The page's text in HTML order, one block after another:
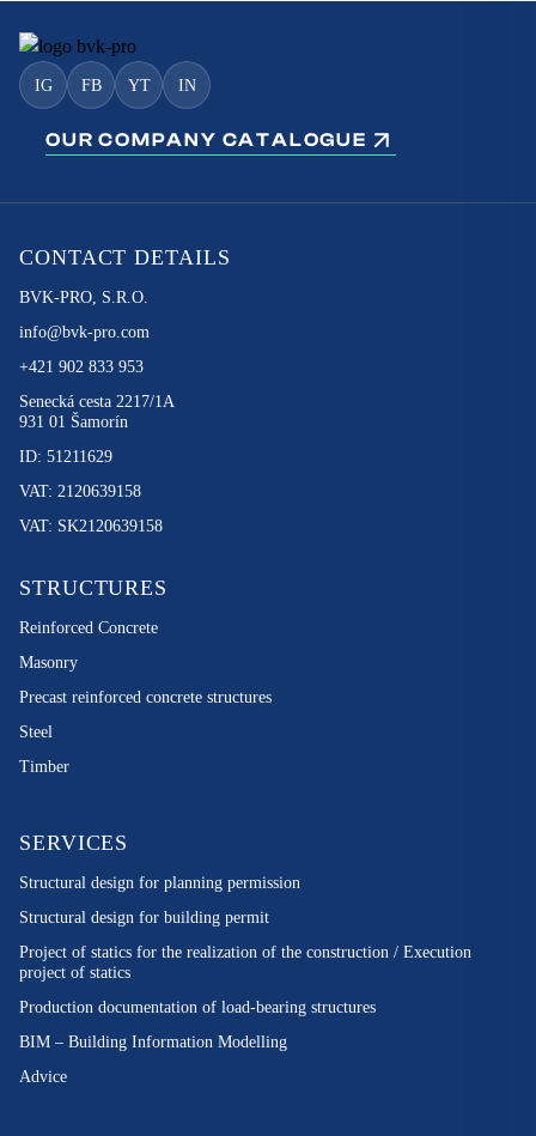
IG FB YT IN
OUR COMPANY CATALOGUE
CONTACT DETAILS
BVK-PRO, S.R.O.
info@bvk-pro.com
+421 902 833 953
Senecká cesta 2217/1A
931 01 Šamorín
ID: 51211629
VAT: 2120639158
VAT: SK2120639158
STRUCTURES
Reinforced Concrete
Masonry
Precast reinforced concrete structures
Steel
Timber
SERVICES
Structural design for planning permission
Structural design for building permit
Project of statics for the realization of the construction / Execution
project of statics
Production documentation of load-bearing structures
BIM – Building Information Modelling
Advice